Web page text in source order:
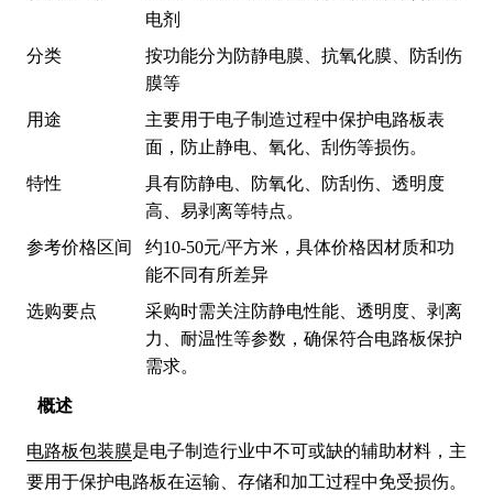
概述
电路板包装膜是电子制造行业中不可或缺的辅助材料，主
要用于保护电路板在运输、存储和加工过程中免受损伤。
电剂
分类
按功能分为防静电膜、抗氧化膜、防刮伤
膜等
用途
主要用于电子制造过程中保护电路板表
面，防止静电、氧化、刮伤等损伤。
特性
具有防静电、防氧化、防刮伤、透明度
高、易剥离等特点。
参考价格区间
约10-50元/平方米，具体价格因材质和功
能不同有所差异
选购要点
采购时需关注防静电性能、透明度、剥离
力、耐温性等参数，确保符合电路板保护
需求。